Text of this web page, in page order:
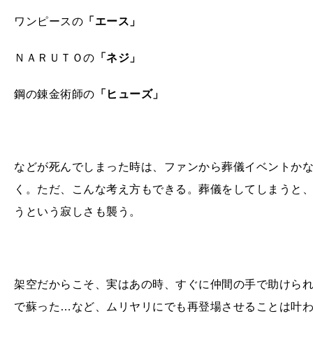
ワンピースの 「エース」
ＮＡＲＵＴＯの 「ネジ」
鋼の錬金術師の 「ヒューズ」
などが死んでしまった時は、ファンから葬儀イベントか
く。ただ、こんな考え方もできる。葬儀をしてしまうと
うという寂しさも襲う。
架空だからこそ、実はあの時、すぐに仲間の手で助けら
で蘇った…など、ムリヤリにでも再登場させることは叶